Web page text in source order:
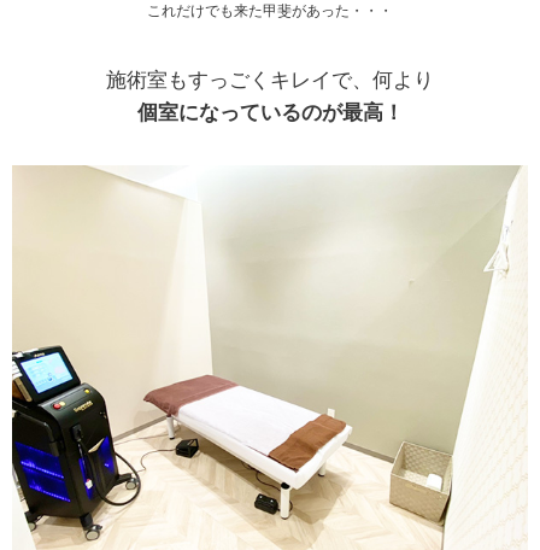
これだけでも来た甲斐があった・・・
施術室もすっごくキレイで、何より
個室になっているのが最高！